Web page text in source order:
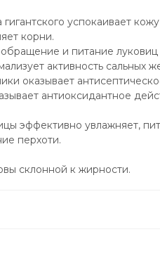
успокаивает
корни.
и питание
активность сальных
оказывает
антиоксидантное
эффективно увлажняет,
перхоти.
склонной к жирности.